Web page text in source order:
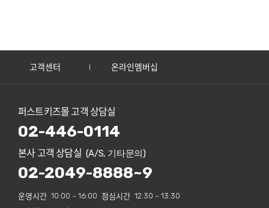
고객센터 온라인멤버십
퍼스트키즈몰 고객 상담실
02-446-0114
본사 고객 상담실 (A/S, 기타문의)
02-2049-8888~9
운영시간 10:00 ~ 16:00 점심시간 12:30 ~ 13:30